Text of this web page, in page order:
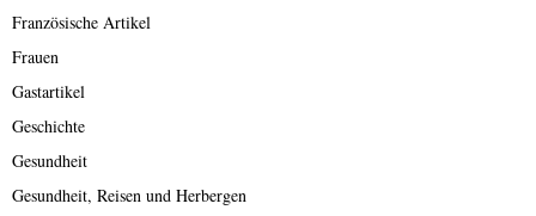
Französische Artikel
Frauen
Gastartikel
Geschichte
Gesundheit
Gesundheit, Reisen und Herbergen